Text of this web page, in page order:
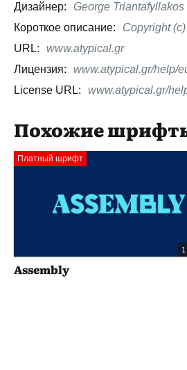
Дизайнер:
George Triantafyllakos
Короткое описание:
Copyright
URL:
www.atypical.gr
Лицензия:
www.atypical.gr/help/
License URL:
www.atypical.gr/
Похожие
Платный шрифт
Assembly